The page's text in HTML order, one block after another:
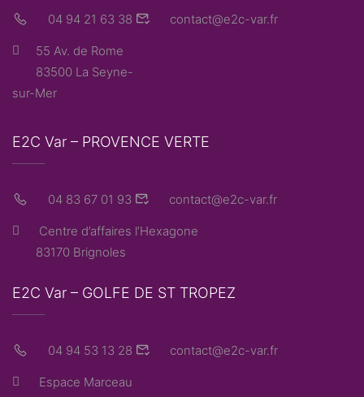
04 94 21 63 38 contact@e2c-var.fr
55 Av. de Rome
83500 La Seyne-
sur-Mer
E2C Var – PROVENCE VERTE
04 83 67 01 93 contact@e2c-var.fr
Centre d’affaires l’Hexagone
83170 Brignoles
E2C Var – GOLFE DE ST TROPEZ
04 94 53 13 28 contact@e2c-var.fr
Espace Marceau